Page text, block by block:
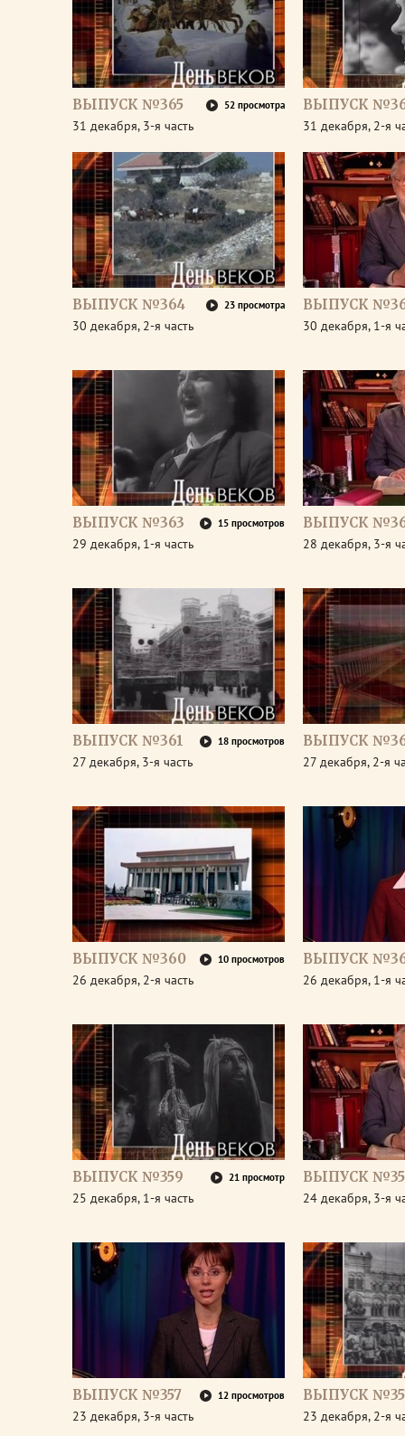
ВЫПУСК №365 52 просмотра
31 декабря, 3-я часть
ВЫПУСК
31 декабря, 2-я
ВЫПУСК №364 23 просмотра
30 декабря, 2-я часть
ВЫПУСК
30 декабря, 1-я
ВЫПУСК №363 15 просмотров
29 декабря, 1-я часть
ВЫПУСК
28 декабря, 3-я
ВЫПУСК №361 18 просмотров
27 декабря, 3-я часть
ВЫПУСК
27 декабря, 2-я
ВЫПУСК №360 10 просмотров
26 декабря, 2-я часть
ВЫПУСК
26 декабря, 1-я
ВЫПУСК №359 21 просмотр
25 декабря, 1-я часть
ВЫПУСК
24 декабря, 3-я
ВЫПУСК №357 12 просмотров
23 декабря, 3-я часть
ВЫПУСК
23 декабря, 2-я